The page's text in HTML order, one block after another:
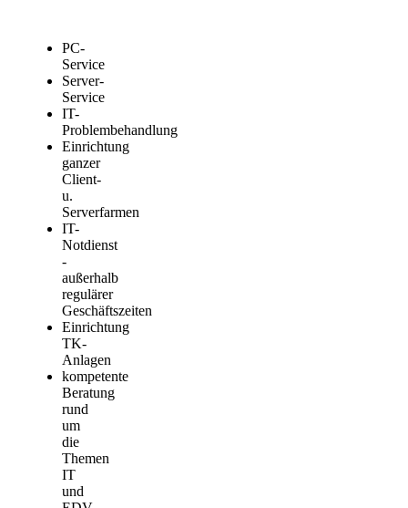
PC-
Service
Server-
Service
IT-
Problembehandlung
Einrichtung
ganzer
Client-
u.
Serverfarmen
IT-
Notdienst
-
außerhalb
regulärer
Geschäftszeiten
Einrichtung
TK-
Anlagen
kompetente
Beratung
rund
um
die
Themen
IT
und